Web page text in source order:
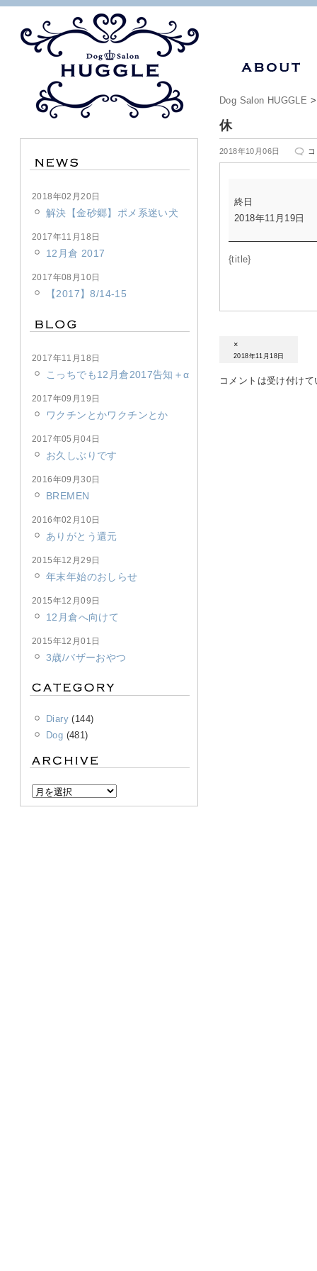
Dog Salon HUGGLE
休
2018年10月06日
休
は
終日
2018年11月19日
{title}
×
2018年11月18日
コメントは受け付け
2018年02月20日
解決【金砂郷】ポメ系迷い犬
2017年11月18日
12月倉 2017
2017年08月10日
【2017】8/14-15
2017年11月18日
こっちでも12月倉2017告知＋α
2017年09月19日
ワクチンとかワクチンとか
2017年05月04日
お久しぶりです
2016年09月30日
BREMEN
2016年02月10日
ありがとう還元
2015年12月29日
年末年始のおしらせ
2015年12月09日
12月倉へ向けて
2015年12月01日
3歳/バザーおやつ
Diary(144)
Dog (481)